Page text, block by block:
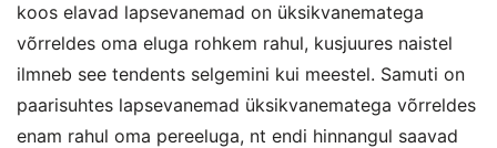
koos elavad lapsevanemad on üksikvanematega
võrreldes oma eluga rohkem rahul, kusjuures naistel
ilmneb see tendents selgemini kui meestel. Samuti on
paarisuhtes lapsevanemad üksikvanematega võrreldes
enam rahul oma pereeluga, nt endi hinnangul saavad